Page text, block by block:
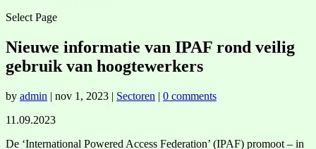
Select Page
Nieuwe informatie van IPAF rond veilig
gebruik van hoogtewerkers
by admin | nov 1, 2023 | Sectoren | 0 comments
11.09.2023
De ‘International Powered Access Federation’ (IPAF) promoot – in